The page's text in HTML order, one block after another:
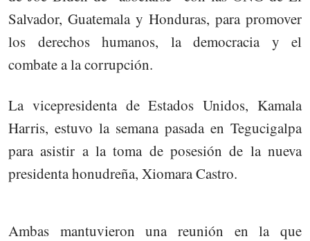
Salvador, Guatemala y Honduras, para promover
los derechos humanos, la democracia y el
combate a la corrupción.
La vicepresidenta de Estados Unidos, Kamala
Harris, estuvo la semana pasada en Tegucigalpa
para asistir a la toma de posesión de la nueva
presidenta honudreña, Xiomara Castro.
Ambas mantuvieron una reunión en la que